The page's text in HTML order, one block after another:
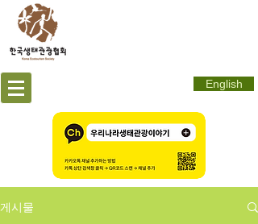
English
게시물